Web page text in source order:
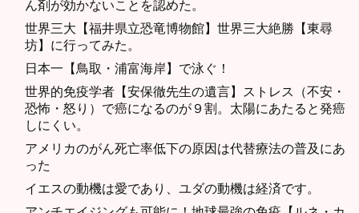
ん剤が効かないことを認めた。
世界三大【福井県立恐竜博物館】世界三大絶勝【東尋
坊】に行ってみた。
日本一【鳥取・浦富海岸】で泳ぐ！
世界的免疫学者【安保徹先生の遺言】ストレス（不安・
恐怖・怒り）で癌になるのが９割。太陽にあたると発癌
しにくい。
アメリカのがん死亡率低下の原因は代替療法の普及にあ
った
イエスの動機は愛であり、ユダの動機は経済です。